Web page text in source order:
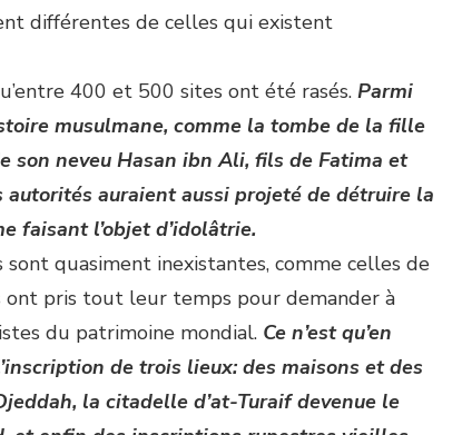
différentes de celles qui existent
400 et 500 sites ont été rasés. Parmi
musulmane, comme la tombe de la fille
son neveu Hasan ibn Ali, fils de Fatima et
autorités auraient aussi projeté de détruire la
faisant l’objet d’idolâtrie.
quasiment inexistantes, comme celles de
ont pris tout leur temps pour demander à
du patrimoine mondial. Ce n’est qu’en
de trois lieux: des maisons et des
la citadelle d’at-Turaif devenue le